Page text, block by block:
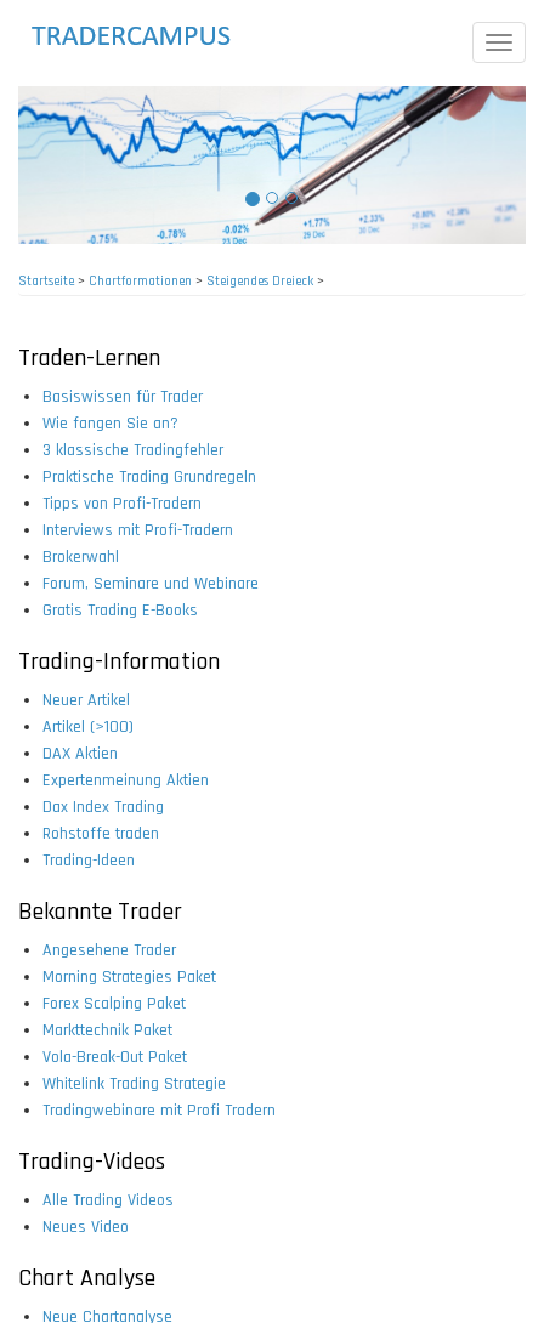
Toggle
Startseite> Chartformationen > Steigendes Dreieck >
Traden-Lernen
Basiswissen für Trader
Wie fangen Sie an?
3 klassische Tradingfehler
Praktische Trading Grundregeln
Tipps von Profi-Tradern
Interviews mit Profi-Tradern
Brokerwahl
Forum, Seminare und Webinare
Gratis Trading E-Books
Trading-Information
Neuer Artikel
Artikel (>100)
DAX Aktien
Expertenmeinung Aktien
Dax Index Trading
Rohstoffe traden
Trading-Ideen
Bekannte Trader
Angesehene Trader
Morning Strategies Paket
Forex Scalping Paket
Markttechnik Paket
Vola-Break-Out Paket
Whitelink Trading Strategie
Tradingwebinare mit Profi Tradern
Trading-Videos
Alle Trading Videos
Neues Video
Chart Analyse
Neue Chartanalyse